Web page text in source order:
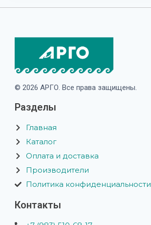
© 2026 АРГО. Все права защищены.
Разделы
Главная
Каталог
Оплата и доставка
Производители
Политика конфиденциальности
Контакты